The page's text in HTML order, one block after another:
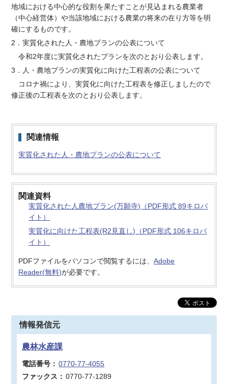
地域における中心的な役割を果たすことが見込まれる農業者
（中心経営体）や当該地域における農業の将来の在り方等を明
確にするものです。
2．実質化された人・農地プランの公表について
令和2年度に実質化されたプランを次のとおり公表します。
3．人・農地プランの実質化に向けた工程表の公表について
コロナ禍により、実質化に向けた工程表を修正しましたので
修正後の工程表を次のとおり公表します。
関連情報
実質化された人・農地プランの公表について
関連資料
実質化された人農地プラン(万願寺)（PDF形式 89キロバ
イト）
実質化に向けた工程表(R2見直し)（PDF形式 106キロバ
イト）
PDFファイルをパソコンで閲覧するには、Adobe
Reader(無料)が必要です。
情報発信元
農林水産課
電話番号： 0770-77-4055
ファックス： 0770-77-1289